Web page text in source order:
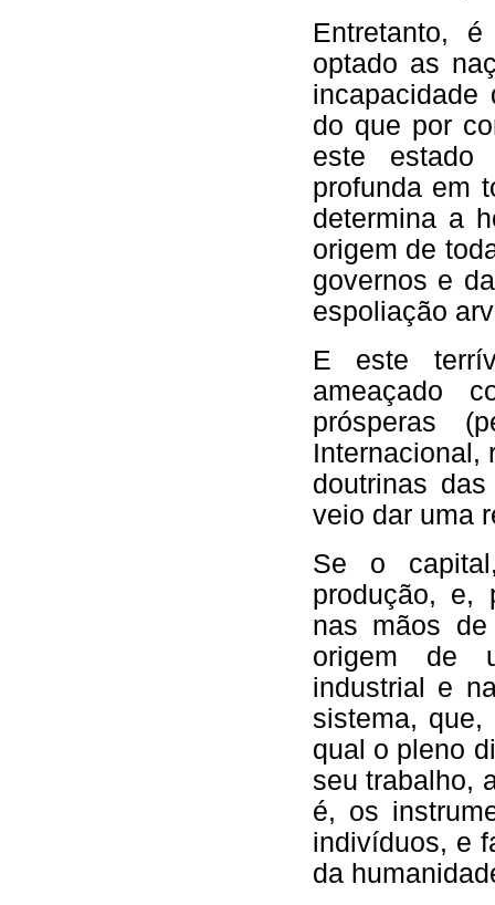
Entretanto,
optado as
incapacidade
do que por
este estado
profunda em
determina a
origem de
governos e
espoliação
E este
ameaçado
prósperas
Internacional,
doutrinas
veio dar uma
Se o
produção, e,
nas mãos
origem de
industrial e
sistema,
qual o pleno
seu trabalho,
é, os
indivíduos, e
da